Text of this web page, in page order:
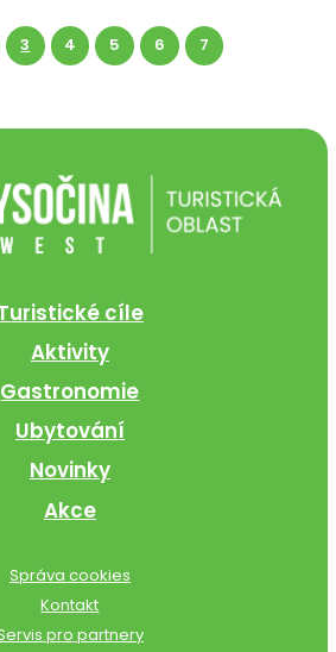
3 4 5 6 7
cíle
Aktivity
Gastronomie
Ubytování
Novinky
Akce
Správa cookies
Kontakt
pro partnery